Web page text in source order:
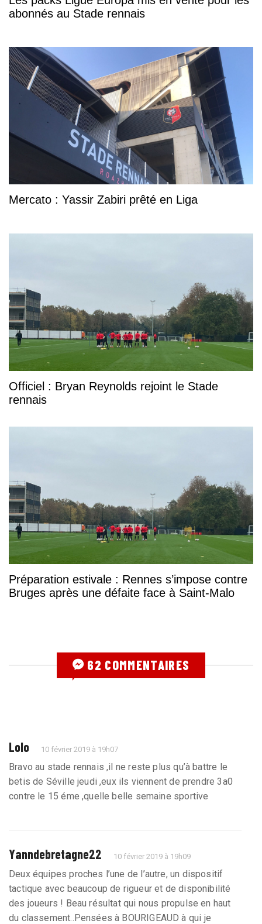
abonnés au Stade rennais
Mercato : Yassir Zabiri prêté en Liga
Officiel : Bryan Reynolds rejoint le Stade
rennais
Préparation estivale : Rennes s’impose contre
Bruges après une défaite face à Saint-Malo
62 COMMENTAIRES
Lolo 10 février 2019 à 19h07
Bravo au stade rennais ,il ne reste plus qu’à battre le
betis de Séville jeudi ,eux ils viennent de prendre 3a0
contre le 15 éme ,quelle belle semaine sportive
Yanndebretagne22 10 février 2019 à 19h09
Deux équipes proches l’une de l’autre, un dispositif
tactique avec beaucoup de rigueur et de disponibilité
des joueurs ! Beau résultat qui nous propulse en haut
du classement..Pensées à BOURIGEAUD à qui je